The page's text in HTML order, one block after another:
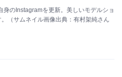
のInstagramを更新。美しいモデルショ
（サムネイル画像出典：有村架純さん